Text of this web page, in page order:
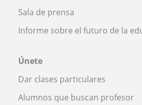
Sala de prensa
Informe sobre el futuro de la
Únete
Dar clases particulares
Alumnos que buscan profesor